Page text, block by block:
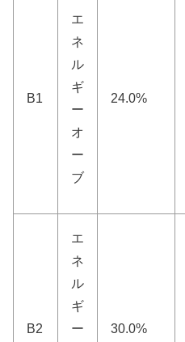
B1
エ
ネ
ル
ギ
ー
オ
ー
ブ
24.0%
B2
エ
ネ
ル
ギ
ー
30.0%